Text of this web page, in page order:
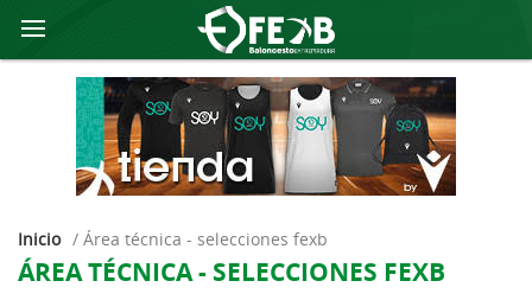
Inicio / área técnica - selecciones fexb
ÁREA TÉCNICA - SELECCIONES FEXB